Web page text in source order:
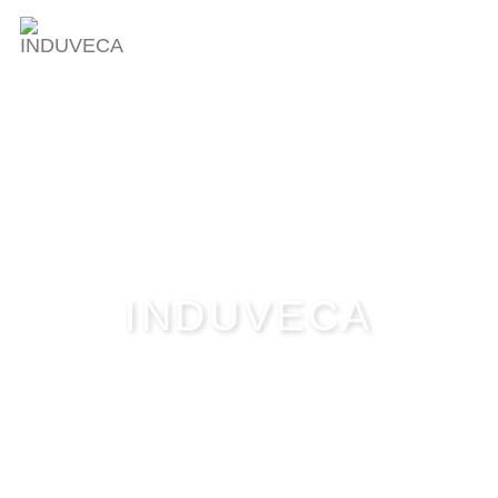
INDUVECA